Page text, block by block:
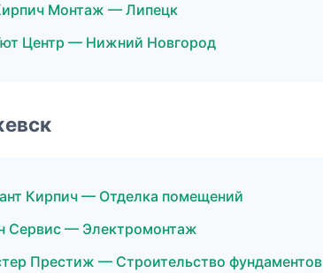
Монтаж — Липецк
Центр — Нижний Новгород
Кирпич — Отделка помещений
Сервис — Электромонтаж
Престиж — Строительство фундаментов